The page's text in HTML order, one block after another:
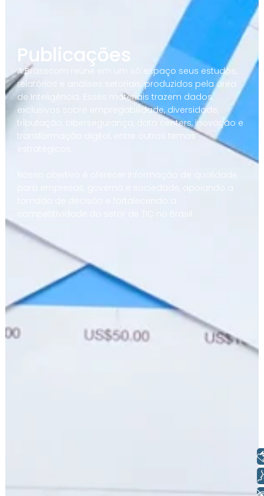
Publicações
A Brasscom reúne em um só espaço seus estudos,
relatórios e análises setoriais, produzidos pela área
de Inteligência. Esses materiais trazem dados
exclusivos sobre empregabilidade, diversidade,
tributação, cibersegurança, data centers, inovação e
transformação digital, entre outros temas
Nosso objetivo é oferecer informação de qualidade
para empresas, governo e sociedade, apoiando a
tomada de decisão e fortalecendo a
competitividade do setor de TIC no Brasil.